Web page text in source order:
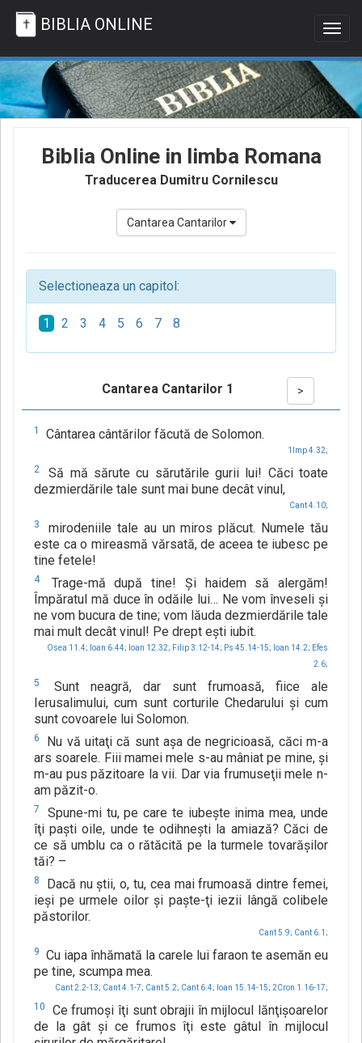
BIBLIA ONLINE
Biblia Online in limba Romana
Traducerea Dumitru Cornilescu
Cantarea Cantarilor
Selectioneaza un capitol:
1 2 3 4 5 6 7 8
Cantarea Cantarilor 1 >
1 Cântarea cântărilor făcută de Solomon.
1Imp 4.32;
2
Să mă sărute cu sărutările gurii lui! Căci toate
dezmierdările tale sunt mai bune decât vinul,
Cant 4.10;
3
mirodeniile tale au un miros plăcut. Numele tău
este ca o mireasmă vărsată, de aceea te iubesc pe
tine fetele!
4
Trage-mă după tine! Şi haidem să alergăm!
Împăratul mă duce în odăile lui… Ne vom înveseli şi
ne vom bucura de tine; vom lăuda dezmierdările tale
mai mult decât vinul! Pe drept eşti iubit.
Osea 11.4; Ioan 6.44; Ioan 12.32; Filip 3.12-14; Ps 45.14-15; Ioan 14.2; Efes
2.6;
5
Sunt neagră, dar sunt frumoasă, fiice ale
Ierusalimului, cum sunt corturile Chedarului şi cum
sunt covoarele lui Solomon.
6
Nu vă uitaţi că sunt aşa de negricioasă, căci m-a
ars soarele. Fiii mamei mele s-au mâniat pe mine, şi
m-au pus păzitoare la vii. Dar via frumuseţii mele n-
am păzit-o.
7
Spune-mi tu, pe care te iubeşte inima mea, unde
îţi paşti oile, unde te odihneşti la amiază? Căci de
ce să umblu ca o rătăcită pe la turmele tovarăşilor
tăi? –
8
Dacă nu ştii, o, tu, cea mai frumoasă dintre femei,
ieşi pe urmele oilor şi paşte-ţi iezii lângă colibele
păstorilor.
Cant 5.9; Cant 6.1;
9
Cu iapa înhămată la carele lui faraon te asemăn eu
pe tine, scumpa mea.
Cant 2.2-13; Cant 4.1-7; Cant 5.2; Cant 6.4; Ioan 15.14-15; 2Cron 1.16-17;
10
Ce frumoşi îţi sunt obrajii în mijlocul lănţişoarelor
de la gât şi ce frumos îţi este gâtul în mijlocul